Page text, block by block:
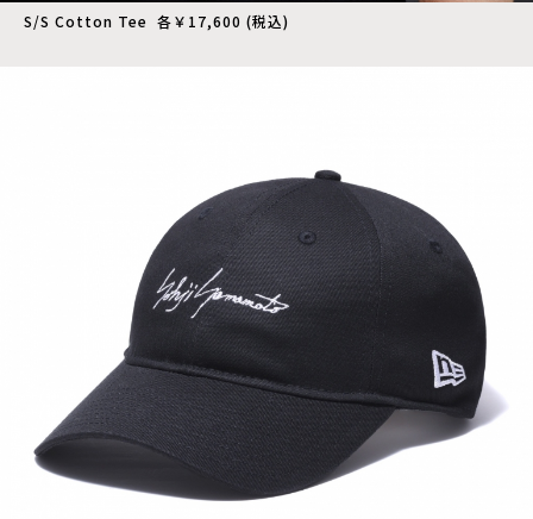
S/S Cotton Tee 各￥17,600 (税込)